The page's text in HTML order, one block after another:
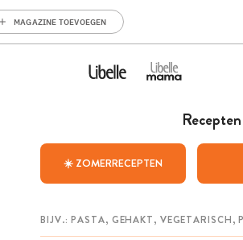
MAGAZINE TOEVOEGEN
Recepten
☀️ ZOMERRECEPTEN